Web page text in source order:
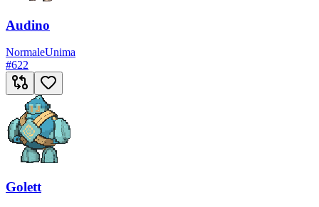
Audino
NormaleUnima
#622
Golett